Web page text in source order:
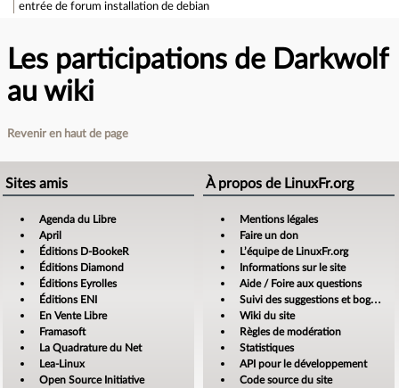
entrée de forum installation de debian
Les participations de Darkwolf
au wiki
Revenir en haut de page
Sites amis
Agenda du Libre
April
Éditions D-BookeR
Éditions Diamond
Éditions Eyrolles
Éditions ENI
En Vente Libre
Framasoft
La Quadrature du Net
Lea-Linux
Open Source Initiative
À propos de LinuxFr.org
Mentions légales
Faire un don
L’équipe de LinuxFr.org
Informations sur le site
Aide / Foire aux questions
Suivi des suggestions et bogues
Wiki du site
Règles de modération
Statistiques
API pour le développement
Code source du site